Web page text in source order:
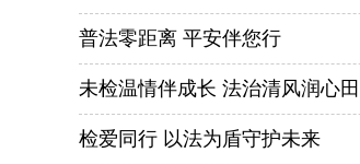
普法零距离 平安伴您行
未检温情伴成长 法治清风润心田
检爱同行 以法为盾守护未来